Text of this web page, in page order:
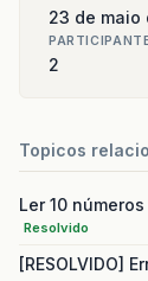
23 de maio
2
Topicos
Ler 10
Resolvido
[RESOLVIDO]